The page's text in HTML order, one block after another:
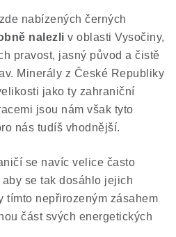
nabízených černých
nalezli v oblasti Vysočiny,
pravost, jasný původ a čistě
Minerály z České Republiky
jako ty zahraniční
jsou nám však tyto
nás tudíš vhodnější.
se navíc velice často
se tak dosáhlo jejich
tímto nepřirozeným zásahem
část svých energetických